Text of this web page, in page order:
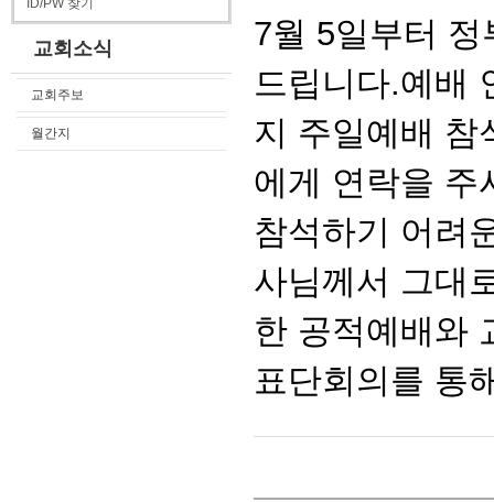
ID/PW 찾기
교회소식
교회주보
월간지
7월 5일부터
드립니다.예배
지 주일예배 참
에게 연락을 주
참석하기 어려
사님께서 그대
한 공적예배와
표단회의를 통